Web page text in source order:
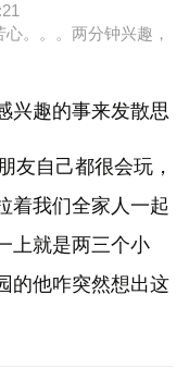
对应放到杯子
。。。两分钟兴趣，
兴趣的事来发散思
友自己都很会玩，
着我们全家人一起
上就是两三个小
的他咋突然想出这